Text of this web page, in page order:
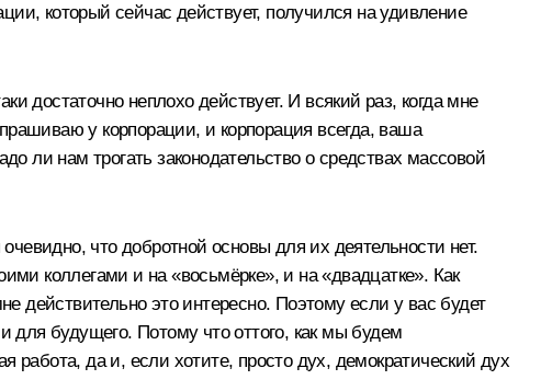
который сейчас действует, получился на удивление
достаточно неплохо действует. И всякий раз, когда мне
у корпорации, и корпорация всегда, ваша
ли нам трогать законодательство о средствах массовой
что добротной основы для их деятельности нет.
коллегами и на «восьмёрке», и на «двадцатке». Как
действительно это интересно. Поэтому если у вас будет
для будущего. Потому что оттого, как мы будем
работа, да и, если хотите, просто дух, демократический дух